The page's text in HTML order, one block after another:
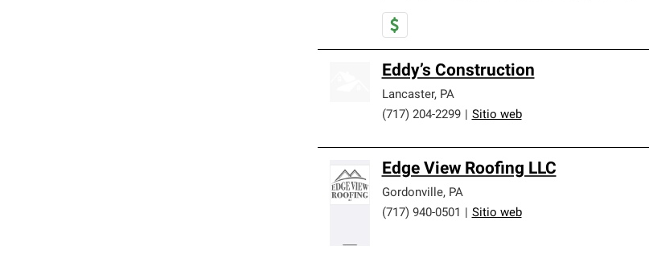
Eddy’s Construction
Lancaster, PA
(717) 204-2299
Sitio web
Edge View Roofing LLC
Gordonville, PA
(717) 940-0501
Sitio web